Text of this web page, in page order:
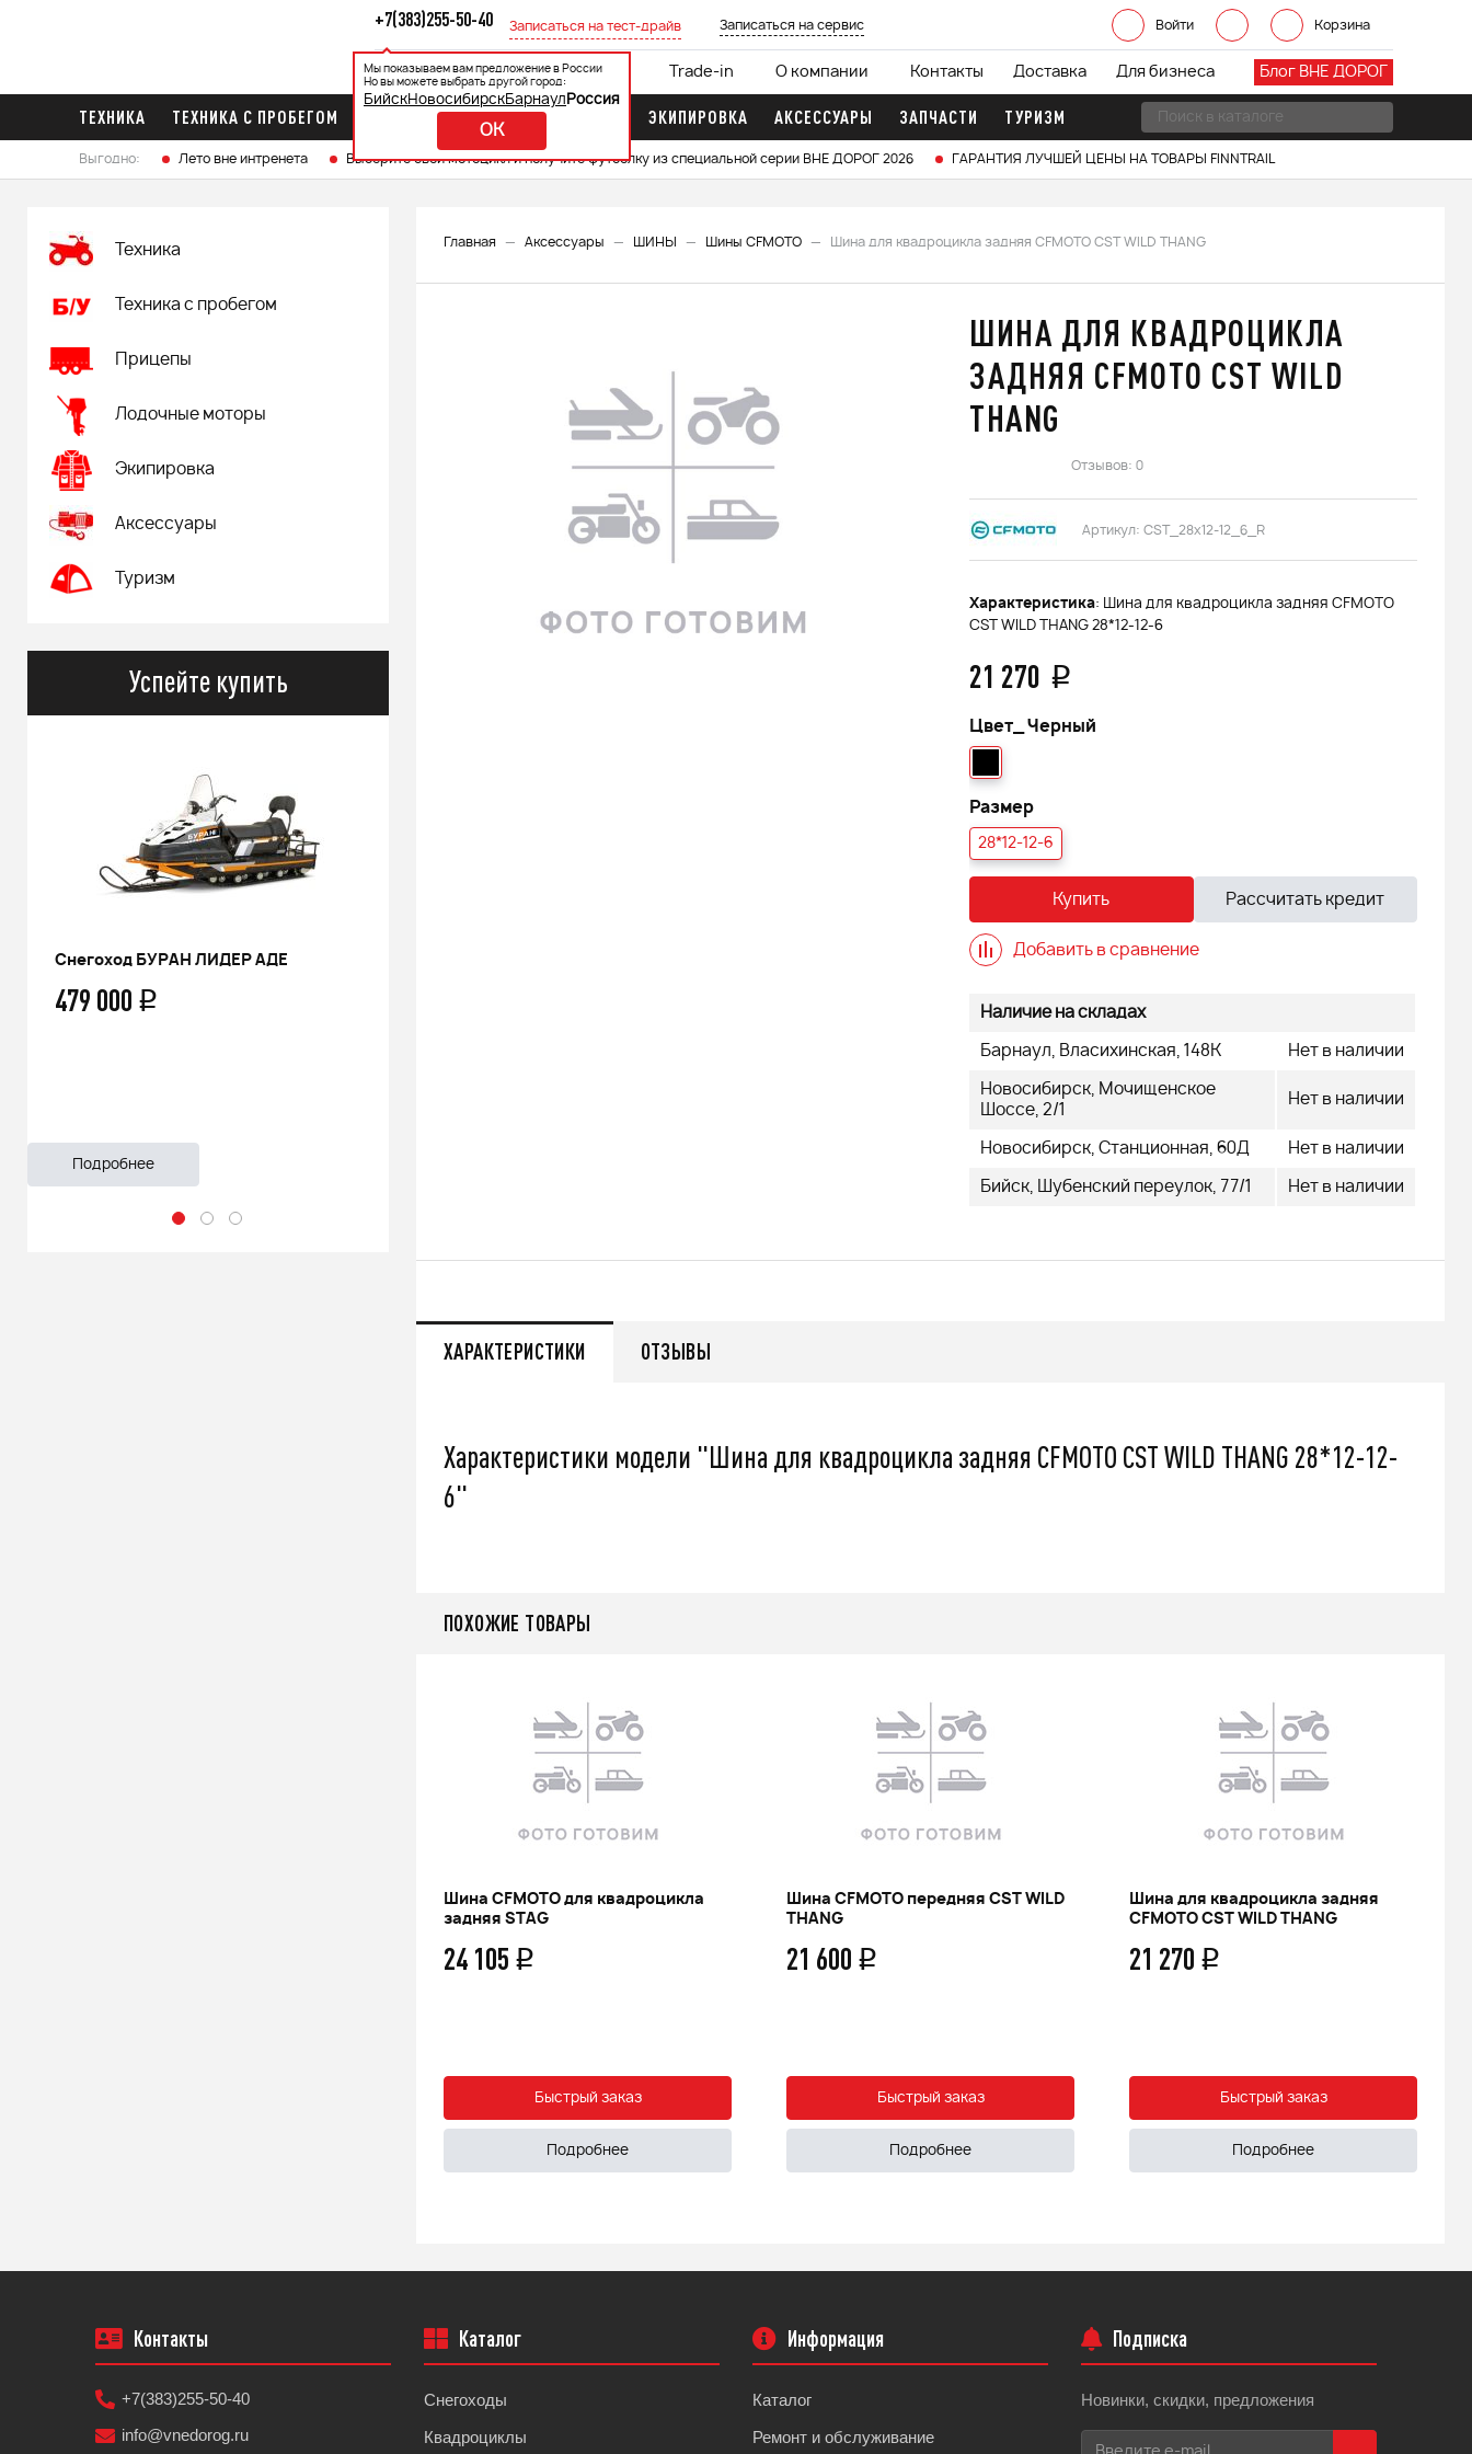
Войти Корзина
+7(383)255-50-40
Мы показываем вам предложение в России
Но вы можете выбрать другой город:
БийскНовосибирскБарнаул Россия
OK
Записаться на тест-драйв Записаться на сервис
Блог ВНЕ ДОРОГ
Каталог Акции Кредит 0% Trade-in О компании Контакты Доставка Для бизнеса
ТЕХНИКА ТЕХНИКА С ПРОБЕГОМ ЛОДОЧНЫЕ МОТОРЫ ЭКИПИРОВКА АКСЕССУАРЫ ЗАПЧАСТИ ТУРИЗМ
Выгодно: Лето вне интренета Выберите свой мотоцикл и получите футболку из специальной серии ВНЕ ДОРОГ 2026 ГАРАНТИЯ ЛУЧШЕЙ ЦЕНЫ НА ТОВАРЫ FINNTRAIL
Главная Аксессуары ШИНЫ Шины CFMOTO Шина для квадроцикла задняя CFMOTO CST WILD THANG
Техника
Техника с пробегом
Прицепы
Лодочные моторы
Экипировка
Аксессуары
Туризм
Успейте купить
Снегоход БУРАН ЛИДЕР АДЕ
479 000 q
Подробнее
Костюм мужской зимний FINNTRAIL
479 000
ШИНА ДЛЯ КВАДРОЦИКЛА
ЗАДНЯЯ CFMOTO CST WILD
THANG
Отзывов: 0
Артикул: CST_28x12-12_6_R
Характеристика: Шина для квадроцикла задняя CFMOTO
CST WILD THANG 28*12-12-6
21 270 q
Цвет_ Черный
Размер
28*12-12-6
Купить Рассчитать кредит
Добавить в сравнение
Наличие на складах
Барнаул, Власихинская, 148К Нет в наличии
Новосибирск, Мочищенское
Шоссе, 2/1
Нет в наличии
Новосибирск, Станционная, 60Д Нет в наличии
Бийск, Шубенский переулок, 77/1 Нет в наличии
ХАРАКТЕРИСТИКИ ОТЗЫВЫ
Характеристики модели "Шина для квадроцикла задняя CFMOTO CST WILD THANG 28*12-12-
6"
ПОХОЖИЕ ТОВАРЫ
Шина CFMOTO для квадроцикла
задняя STAG
24 105 q
Быстрый заказ
Подробнее
Шина CFMOTO передняя CST WILD
THANG
21 600 q
Быстрый заказ
Подробнее
Шина для квадроцикла задняя
CFMOTO CST WILD THANG
21 270 q
Быстрый заказ
Подробнее
Контакты
+7(383)255-50-40
info@vnedorog.ru
Каталог
Снегоходы
Квадроциклы
Информация
Каталог
Ремонт и обслуживание
Подписка
Новинки, скидки, предложения